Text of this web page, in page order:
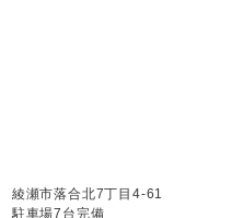
綾瀬市落合北7丁目4-61
駐車場7台完備